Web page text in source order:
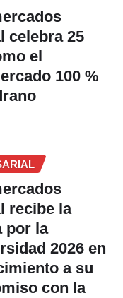
celebra 25
el
100 %
recibe la
por la
2026 en
a su
con la